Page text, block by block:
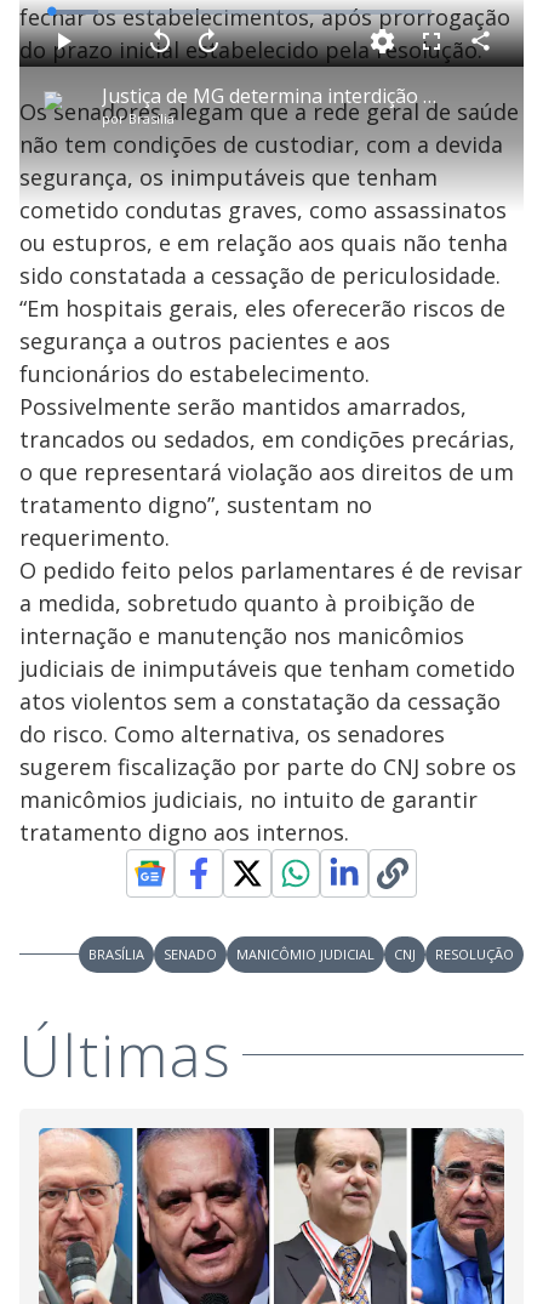
fechar os estabelecimentos, após prorrogação
do prazo inicial estabelecido pela resolução.
P
l
a
y
V
i
d
e
o
Justiça de MG determina interdição parcial de duas unidades de tratamento psiquiátrico no estado
porBrasília
P V
r
1
0
s
e
g
n
d
s
A
a
n
ç
a
1
0
s
e
u
n
o
s
M
u
o
L
o
a
d
e
2
.
5
F
l
s
c
e
n
C
o
a
r
i
l
Os senadores alegam que a rede geral de saúde
não tem condições de custodiar, com a devida
segurança, os inimputáveis que tenham
cometido condutas graves, como assassinatos
ou estupros, e em relação aos quais não tenha
sido constatada a cessação de periculosidade.
“Em hospitais gerais, eles oferecerão riscos de
segurança a outros pacientes e aos
funcionários do estabelecimento.
Possivelmente serão mantidos amarrados,
trancados ou sedados, em condições precárias,
o que representará violação aos direitos de um
tratamento digno”, sustentam no
requerimento.
O pedido feito pelos parlamentares é de revisar
a medida, sobretudo quanto à proibição de
internação e manutenção nos manicômios
judiciais de inimputáveis que tenham cometido
atos violentos sem a constatação da cessação
do risco. Como alternativa, os senadores
sugerem fiscalização por parte do CNJ sobre os
manicômios judiciais, no intuito de garantir
tratamento digno aos internos.
BRASÍLIA SENADO MANICÔMIO JUDICIAL CNJ RESOLUÇÃO
Últimas